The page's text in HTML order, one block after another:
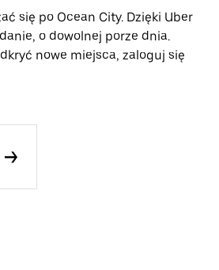
się po Ocean City. Dzięki Uber
o dowolnej porze dnia.
nowe miejsca, zaloguj się